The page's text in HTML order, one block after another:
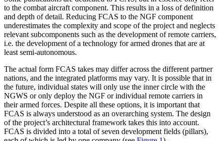
to the combat aircraft component. This results in a loss of definition
and depth of detail. Reducing FCAS to the NGF com­ponent
underestimates the complexity and scope of the project and neglects
relevant subcomponents such as the development of remote carriers,
i.e. the development of a technology for armed drones that are at
least semi-autonomous.
The actual form FCAS takes may differ across the different partner
nations, and the integrated platforms may vary. It is possible that in
the future, individual states will only use the inner circle with the
NGWS or only deploy the NGF or individual remote carriers in
their armed forces. Despite all these options, it is important that
FCAS is always understood as an overarching sys­tem. The design
of the project’s architectural framework takes this into account.
FCAS is divided into a total of seven development fields (pillars),